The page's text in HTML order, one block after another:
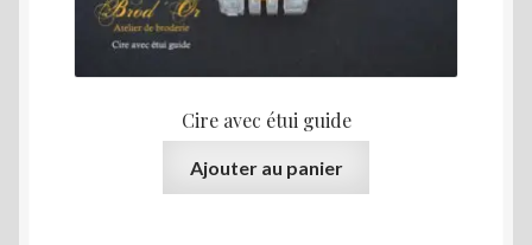
Cire avec étui guide
Ajouter au panier